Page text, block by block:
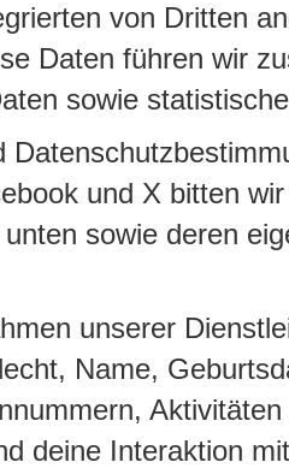
von Dritten
Daten führen wir
sowie
und X bitten
sowie deren
unserer
Name,
deine Interaktion